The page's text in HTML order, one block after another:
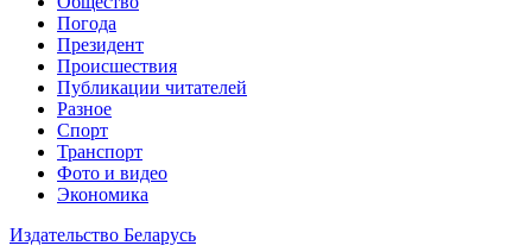
Погода
Президент
Происшествия
Публикации читателей
Разное
Спорт
Транспорт
Фото и видео
Экономика
Издательство Беларусь